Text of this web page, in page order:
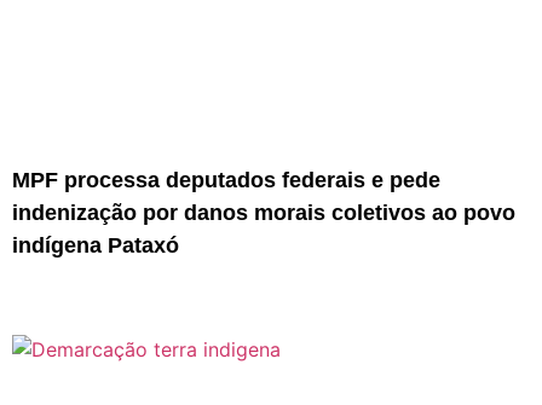
MPF processa deputados federais e pede
indenização por danos morais coletivos ao povo
indígena Pataxó